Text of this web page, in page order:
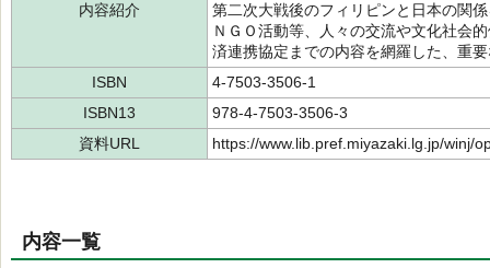
内容紹介
第二次大戦後のフィリピンと日本の関
ＮＧＯ活動等、人々の交流や文化社会
済連携協定までの内容を網羅した、重
ISBN
4-7503-3506-1
ISBN13
978-4-7503-3506-3
資料URL
https://www.lib.pref.miyazaki.lg.jp/winj/
内容一覧